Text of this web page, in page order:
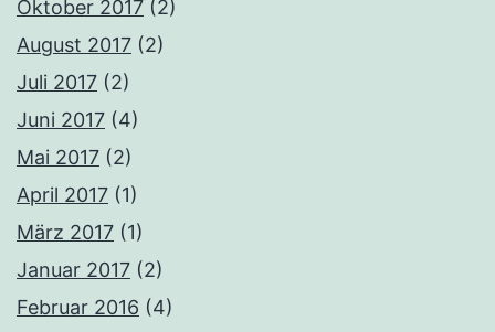
Oktober 2017 (2)
August 2017 (2)
Juli 2017 (2)
Juni 2017 (4)
Mai 2017 (2)
April 2017 (1)
März 2017 (1)
Januar 2017 (2)
Februar 2016 (4)